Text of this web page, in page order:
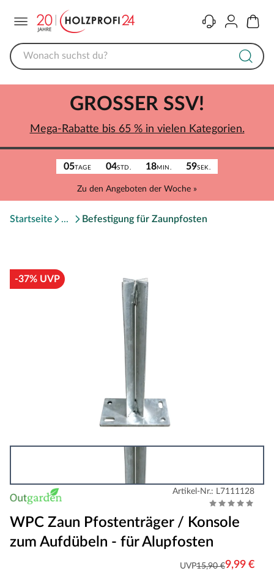
KontaktKonto
05TAGE 04STD. 18MIN. 59SEK.
Zu den Angeboten der Woche »
GROSSER SSV!
Mega-Rabatte bis 65 % in vielen Kategorien.
Startseite Befestigung für Zaunpfosten
-37% UVP
Artikel-Nr.: L7111128
WPC Zaun Pfostenträger / Konsole
zum Aufdübeln - für Alupfosten
UVP15,90 €9,99 €